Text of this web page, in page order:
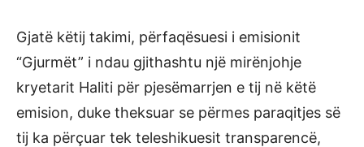
Gjatë këtij takimi, përfaqësuesi i emisionit
“Gjurmët” i ndau gjithashtu një mirënjohje
kryetarit Haliti për pjesëmarrjen e tij në këtë
emision, duke theksuar se përmes paraqitjes së
tij ka përçuar tek teleshikuesit transparencë,